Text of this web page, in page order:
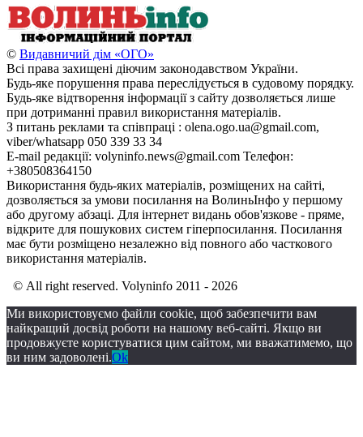
© Видавничий дім «ОГО»
Всі права захищені діючим законодавством України.
Будь-яке порушення права переслідується в судовому порядку.
Будь-яке відтворення інформації з сайту дозволяється лише
при дотриманні правил використання матеріалів.
З питань реклами та співпраці : olena.ogo.ua@gmail.com,
viber/whatsapp 050 339 33 34
E-mail редакції: volyninfo.news@gmail.com Телефон:
+380508364150
Використання будь-яких матеріалів, розміщених на сайті,
дозволяється за умови посилання на ВолиньІнфо у першому
або другому абзаці. Для інтернет видань обов'язкове - пряме,
відкрите для пошукових систем гіперпосилання. Посилання
має бути розміщено незалежно від повного або часткового
використання матеріалів.
© All right reserved. Volyninfo 2011 - 2026
Ми використовуємо файли cookie, щоб забезпечити вам
найкращий досвід роботи на нашому веб-сайті. Якщо ви
продовжуєте користуватися цим сайтом, ми вважатимемо, що
ви ним задоволені.Ok